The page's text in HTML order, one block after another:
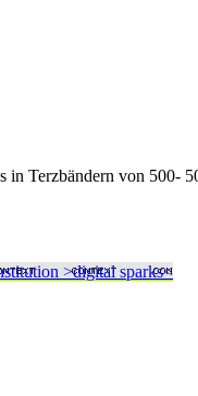
in Terzbändern von 500-
>digital sparks<